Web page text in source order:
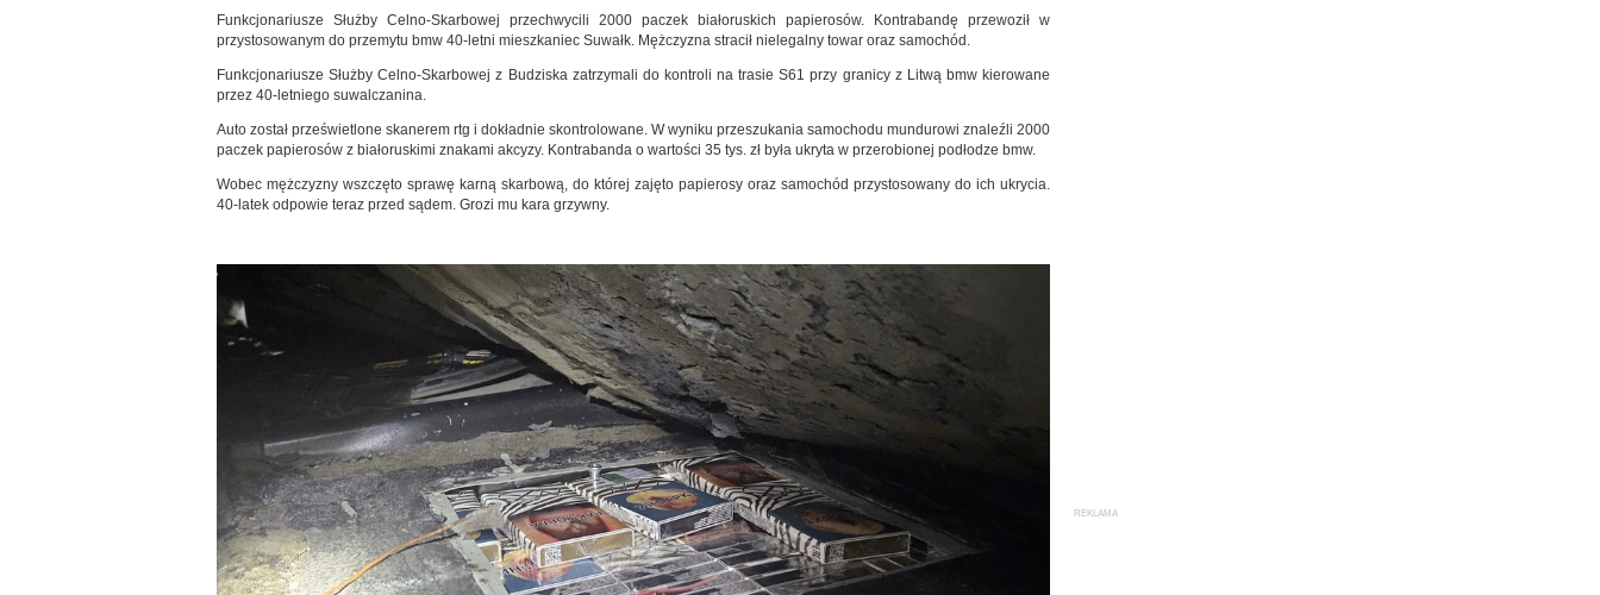
Funkcjonariusze Służby Celno-Skarbowej przechwycili 2000 paczek białoruskich papierosów. Kontrabandę przewoził w
przystosowanym do przemytu bmw 40-letni mieszkaniec Suwałk. Mężczyzna stracił nielegalny towar oraz samochód.
Funkcjonariusze Służby Celno-Skarbowej z Budziska zatrzymali do kontroli na trasie S61 przy granicy z Litwą bmw kierowane
przez 40-letniego suwalczanina.
Auto został prześwietlone skanerem rtg i dokładnie skontrolowane. W wyniku przeszukania samochodu mundurowi znaleźli 2000
paczek papierosów z białoruskimi znakami akcyzy. Kontrabanda o wartości 35 tys. zł była ukryta w przerobionej podłodze bmw.
Wobec mężczyzny wszczęto sprawę karną skarbową, do której zajęto papierosy oraz samochód przystosowany do ich ukrycia.
40-latek odpowie teraz przed sądem. Grozi mu kara grzywny.